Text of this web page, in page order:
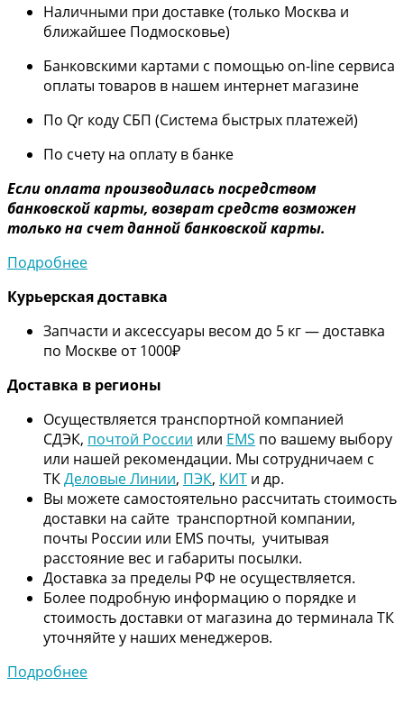
Наличными при доставке (только Москва и
ближайшее Подмосковье)
Банковскими картами с помощью on-line сервиса
оплаты товаров в нашем интернет магазине
По Qr коду СБП (Система быстрых платежей)
По счету на оплату в банке
Если оплата производилась посредством
банковской карты, возврат средств возможен
только на счет данной банковской карты.
Подробнее
Курьерская доставка
Запчасти и аксессуары весом до 5 кг — доставка
по Москве от 1000₽
Доставка в регионы
Осуществляется транспортной компанией
СДЭК, почтой России или EMS по вашему выбору
или нашей рекомендации. Мы сотрудничаем с
ТКДеловые Линии, ПЭК, КИТ и др.
Вы можете самостоятельно рассчитать стоимость
доставки на сайте транспортной компании,
почты России или EMS почты, учитывая
расстояние вес и габариты посылки.
Доставка за пределы РФ не осуществляется.
Более подробную информацию о порядке и
стоимость доставки от магазина до терминала ТК
уточняйте у наших менеджеров.
Подробнее